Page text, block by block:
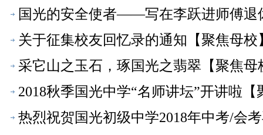
国光的安全使者——写在李跃进师傅退
关于征集校友回忆录的通知【聚焦母校
采它山之玉石，琢国光之翡翠【聚焦母
2018秋季国光中学“名师讲坛”开讲啦【
热烈祝贺国光初级中学2018年中考/会